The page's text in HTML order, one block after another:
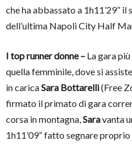
che ha abbassato a 1h11’29”
dell’ultima Napoli City Half
I top runner donne – La gara
quella femminile, dove si
in caricaSara Bottarelli(Free
firmato il primato di gara
corsa in montagna,Saravanta
1h11’09” fatto segnare